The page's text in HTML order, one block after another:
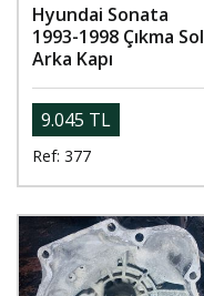
Hyundai Sonata
1993-1998 Çıkma Sol
Arka Kapı
9.045 TL
Ref: 377